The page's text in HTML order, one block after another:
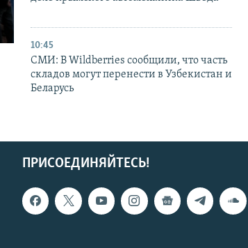
10:45
СМИ: В Wildberries сообщили, что часть
складов могут перенести в Узбекистан и
Беларусь
ПРИСОЕДИНЯЙТЕСЬ!